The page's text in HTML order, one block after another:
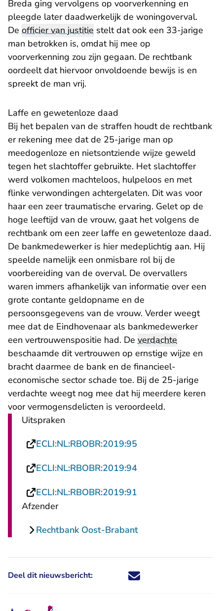
Breda ging vervolgens op voorverkenning en
pleegde later daadwerkelijk de woningoverval.
De officier van justitie stelt dat ook een 33-jarige
man betrokken is, omdat hij mee op
voorverkenning zou zijn gegaan. De rechtbank
oordeelt dat hiervoor onvoldoende bewijs is en
spreekt de man vrij.
Laffe en gewetenloze daad
Bij het bepalen van de straffen houdt de rechtbank
er rekening mee dat de 25-jarige man op
meedogenloze en nietsontziende wijze geweld
tegen het slachtoffer gebruikte. Het slachtoffer
werd volkomen machteloos, hulpeloos en met
flinke verwondingen achtergelaten. Dit was voor
haar een zeer traumatische ervaring. Gelet op de
hoge leeftijd van de vrouw, gaat het volgens de
rechtbank om een zeer laffe en gewetenloze daad.
De bankmedewerker is hier medeplichtig aan. Hij
speelde namelijk een onmisbare rol bij de
voorbereiding van de overval. De overvallers
waren immers afhankelijk van informatie over een
grote contante geldopname en de
persoonsgegevens van de vrouw. Verder weegt
mee dat de Eindhovenaar als bankmedewerker
een vertrouwenspositie had. De verdachte
beschaamde dit vertrouwen op ernstige wijze en
bracht daarmee de bank en de financieel-
economische sector schade toe. Bij de 25-jarige
verdachte weegt nog mee dat hij meerdere keren
voor vermogensdelicten is veroordeeld.
Uitspraken
ECLI:NL:RBOBR:2019:95
ECLI:NL:RBOBR:2019:94- U verlaat
ECLI:NL:RBOBR:2019:91
Afzender
Rechtbank Oost-Brabant
Deel dit nieuwsbericht: Deel dit nieuwsbericht via X -
Deel dit nieuwsbericht via
Deel dit nieuwsbericht
Deel dit